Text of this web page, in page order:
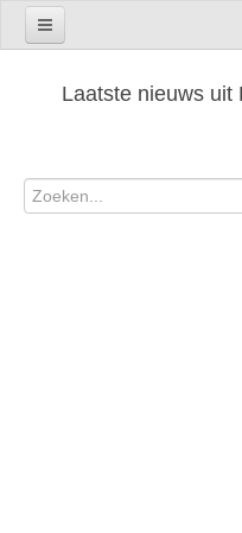
Laatste nieuws uit